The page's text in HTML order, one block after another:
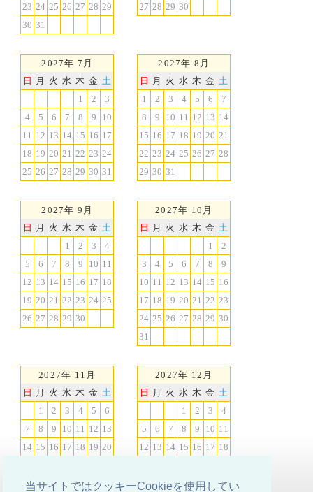
当サイトではクッキーCookieを使用してい
23 24 25 26 27 28 29
30 31
27 28 29 30
2027年 7月
日
月 火 水 木 金 土
1
2
3
4
5 6 7 8 9
10
11 12 13 14 15 16 17
18 19 20 21 22 23 24
25 26 27 28 29 30 31
2027年 8月
日
月 火 水 木 金 土
1
2 3 4 5 6
7
8
9 10 11 12 13 14
15 16 17 18 19 20 21
22 23 24 25 26 27 28
29 30 31
2027年 9月
日
月 火 水 木 金 土
1
2 3
4
5
6 7 8 9 10 11
12 13 14 15 16 17 18
19 20 21 22 23 24 25
26 27 28 29 30
2027年 10月
日
月 火 水 木 金 土
1
2
3
4 5 6 7 8
9
10 11 12 13 14 15 16
17 18 19 20 21 22 23
24 25 26 27 28 29 30
31
2027年 11月
日
月 火 水 木 金 土
1
2 3 4 5
6
7
8 9 10 11 12 13
14 15 16 17 18 19 20
28 29 30
2027年 12月
日
月 火 水 木 金 土
1
2 3
4
5
6 7 8 9 10 11
12 13 14 15 16 17 18
26 27 28 29 30 31